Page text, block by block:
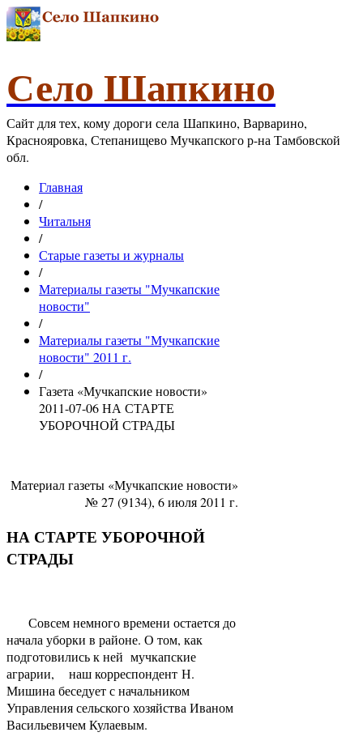
Село Шапкино
Сайт для тех, кому дороги села Шапкино, Варварино,
Краснояровка, Степанищево Мучкапского р-на Тамбовской
обл.
Главная
/
Читальня
/
Старые газеты и журналы
/
Материалы газеты "Мучкапские
новости"
/
Материалы газеты "Мучкапские
новости" 2011 г.
/
Газета «Мучкапские новости»
2011-07-06 НА СТАРТЕ
УБОРОЧНОЙ СТРАДЫ
Материал газеты «Мучкапские новости»
№ 27 (9134), 6 июля 2011 г.
НА СТАРТЕ УБОРОЧНОЙ
СТРАДЫ
Совсем немного времени остается до
начала уборки в районе. О том, как
подготовились к ней мучкапские
аграрии, наш корреспондент Н.
Мишина беседует с начальником
Управления сельского хозяйства Иваном
Васильевичем Кулаевым.